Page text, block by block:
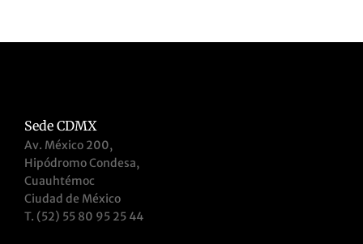
Sede CDMX
Av. México 200,
Hipódromo Condesa,
Cuauhtémoc
Ciudad de México
T. (52) 55 80 95 25 44